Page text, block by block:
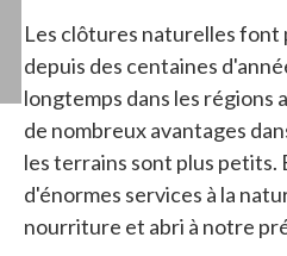
Les clôtures naturelles font
depuis des centaines
longtemps dans les régions
de nombreux avantages
les terrains sont plus petits.
d'énormes services à la
nourriture et abri à notre